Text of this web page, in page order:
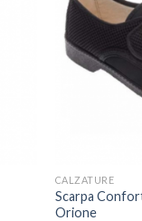
CALZATURE
Scarpa
Orione